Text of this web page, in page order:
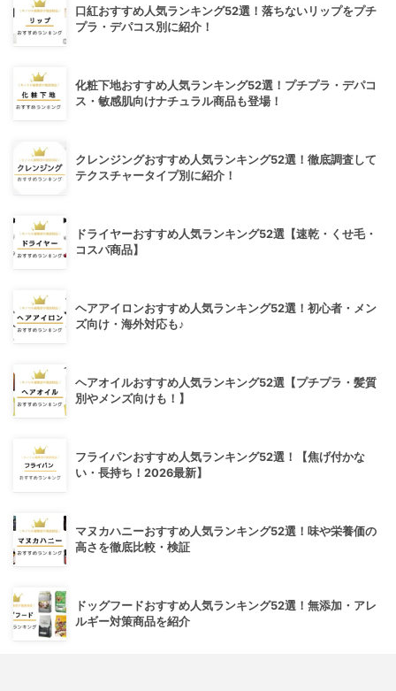
口紅おすすめ人気ランキング52選！落ちないリップをプチ
プラ・デパコス別に紹介！
化粧下地おすすめ人気ランキング52選！プチプラ・デパコ
ス・敏感肌向けナチュラル商品も登場！
クレンジングおすすめ人気ランキング52選！徹底調査して
テクスチャータイプ別に紹介！
ドライヤーおすすめ人気ランキング52選【速乾・くせ毛・
コスパ商品】
ヘアアイロンおすすめ人気ランキング52選！初心者・メン
ズ向け・海外対応も♪
ヘアオイルおすすめ人気ランキング52選【プチプラ・髪質
別やメンズ向けも！】
フライパンおすすめ人気ランキング52選！【焦げ付かな
い・長持ち！2026最新】
マヌカハニーおすすめ人気ランキング52選！味や栄養価の
高さを徹底比較・検証
ドッグフードおすすめ人気ランキング52選！無添加・アレ
ルギー対策商品を紹介